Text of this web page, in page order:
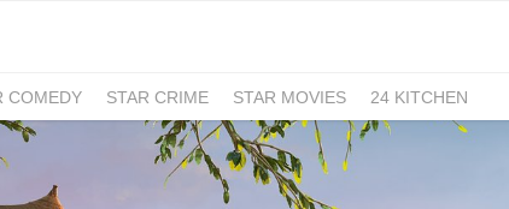
COMEDY STAR CRIME STAR MOVIES
24 KITCHEN